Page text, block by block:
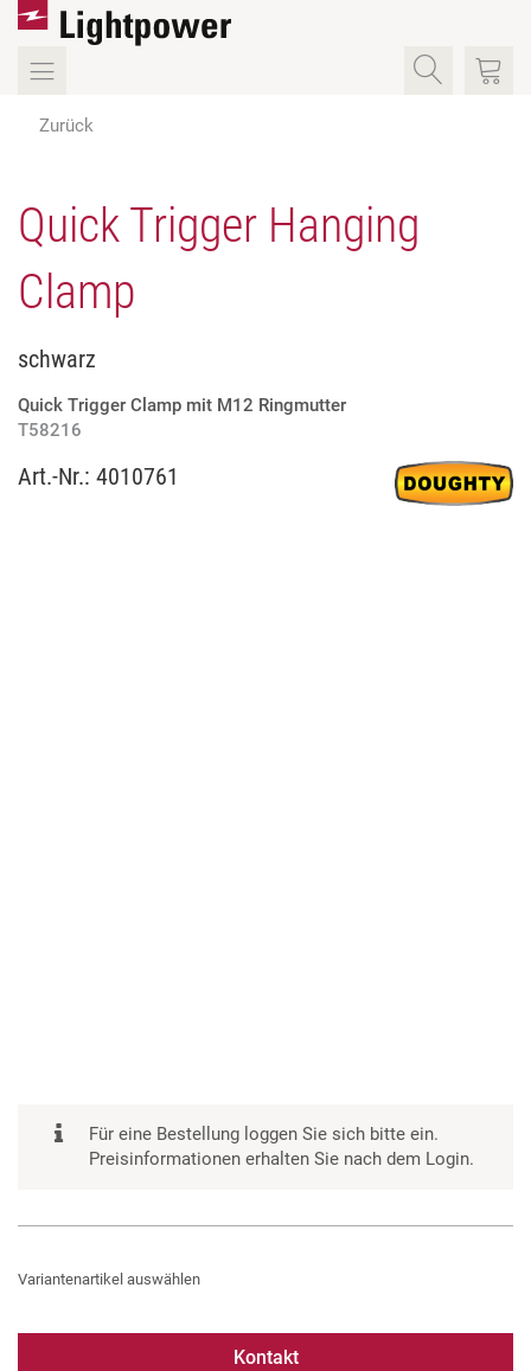
Zurück
Quick Trigger Hanging
Clamp
schwarz
Quick Trigger Clamp mit M12 Ringmutter
T58216
Art.-Nr.: 4010761
Für eine Bestellung loggen Sie sich bitte ein.
Preisinformationen erhalten Sie nach dem Login.
Variantenartikel auswählen
Kontakt